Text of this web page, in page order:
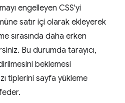
engelleyen CSS'yi
satır içi olarak ekleyerek
sırasında daha erken
Bu durumda tarayıcı,
beklemesi
tiplerini sayfa yükleme